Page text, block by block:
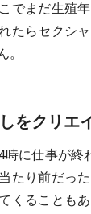
でまだ生殖
たらセクシ
。
をクリエ
時に仕事が終
たり前だっ
くることも